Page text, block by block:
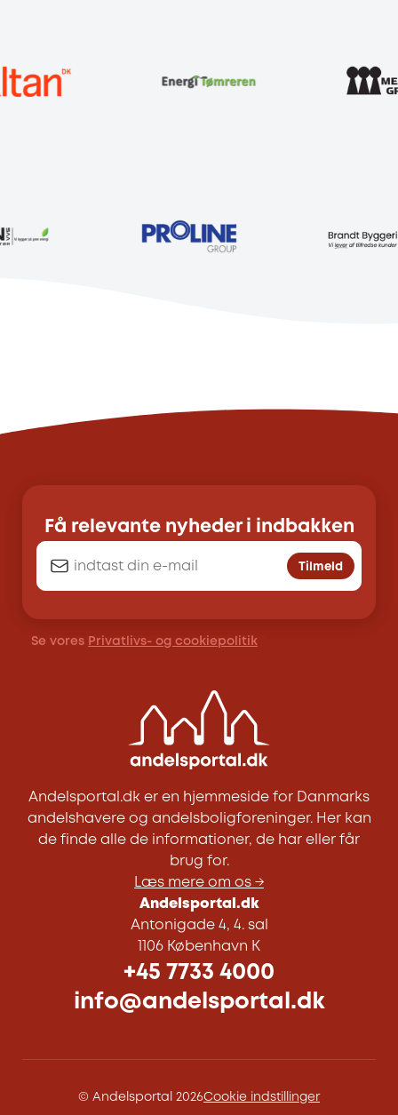
Få relevante nyheder i indbakken
Tilmeld
Se vores Privatlivs- og cookiepolitik
Andelsportal.dk er en hjemmeside for Danmarks
andelshavere og andelsboligforeninger. Her kan
de finde alle de informationer, de har eller får
brug for.
Læs mere om os →
Andelsportal.dk
Antonigade 4, 4. sal
1106 København K
+45 7733 4000
info@andelsportal.dk
© Andelsportal 2026Cookie indstillinger